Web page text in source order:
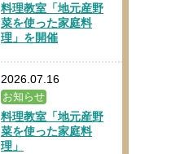
料理教室「地元産野
菜を使った家庭料
理」を開催
2026.07.16
お知らせ
料理教室「地元産野
菜を使った家庭料
理」